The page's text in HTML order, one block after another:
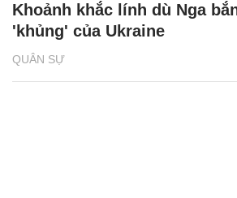
QUÂN SỰ
Khoảnh khắc lính dù Nga
'khủng' của Ukraine